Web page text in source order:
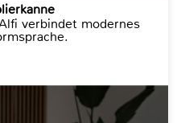
verbindet modernes